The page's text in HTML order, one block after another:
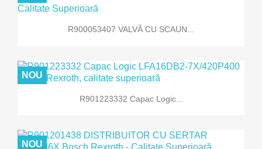
R900053407 VALVĂ CU SCAUN...
R901223332 Capac Logic...
NOU
NOU